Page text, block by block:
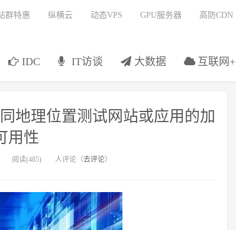
IDC IT访谈 大数据 互联网+
群特惠 纵横云 动态VPS GPU服务器 高防CDN
地理位置测试网站或应用的加
用性
阅读(485) 人评论（去评论）